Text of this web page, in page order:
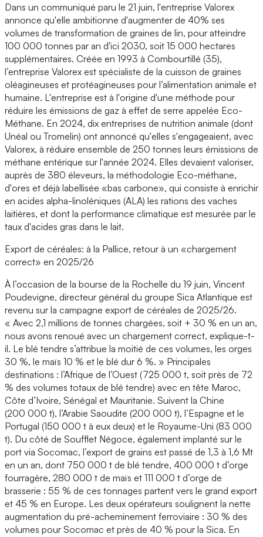
Dans un communiqué paru le 21 juin, l'entreprise Valorex
annonce qu'elle ambitionne d'augmenter de 40% ses
volumes de transformation de graines de lin, pour atteindre
100 000 tonnes par an d'ici 2030, soit 15 000 hectares
supplémentaires. Créée en 1993 à Combourtillé (35),
l’entreprise Valorex est spécialiste de la cuisson de graines
oléagineuses et protéagineuses pour l’alimentation animale et
humaine. L'entreprise est à l'origine d'une méthode pour
réduire les émissions de gaz à effet de serre appelée Eco-
Méthane. En 2024, dix entreprises de nutrition animale (dont
Unéal ou Tromelin) ont annoncé qu'elles s'engageaient, avec
Valorex, à réduire ensemble de 250 tonnes leurs émissions de
méthane entérique sur l'année 2024. Elles devaient valoriser,
auprès de 380 éleveurs, la méthodologie Eco-méthane,
d'ores et déjà labellisée «bas carbone», qui consiste à enrichir
en acides alpha-linoléniques (ALA) les rations des vaches
laitières, et dont la performance climatique est mesurée par le
taux d'acides gras dans le lait.
Export de céréales: à la Pallice, retour à un «chargement
correct» en 2025/26
À l’occasion de la bourse de la Rochelle du 19 juin, Vincent
Poudevigne, directeur général du groupe Sica Atlantique est
revenu sur la campagne export de céréales de 2025/26.
« Avec 2,1 millions de tonnes chargées, soit + 30 % en un an,
nous avons renoué avec un chargement correct, explique-t-
il. Le blé tendre s’attribue la moitié de ces volumes, les orges
30 %, le maïs 10 % et le blé dur 6 %. » Principales
destinations : l’Afrique de l’Ouest (725 000 t, soit près de 72
% des volumes totaux de blé tendre) avec en tête Maroc,
Côte d’Ivoire, Sénégal et Mauritanie. Suivent la Chine
(200 000 t), l’Arabie Saoudite (200 000 t), l’Espagne et le
Portugal (150 000 t à eux deux) et le Royaume-Uni (83 000
t). Du côté de Soufflet Négoce, également implanté sur le
port via Socomac, l’export de grains est passé de 1,3 à 1,6 Mt
en un an, dont 750 000 t de blé tendre, 400 000 t d’orge
fourragère, 280 000 t de maïs et 111 000 t d’orge de
brasserie : 55 % de ces tonnages partent vers le grand export
et 45 % en Europe. Les deux opérateurs soulignent la nette
augmentation du pré-acheminement ferroviaire : 30 % des
volumes pour Socomac et près de 40 % pour la Sica. En